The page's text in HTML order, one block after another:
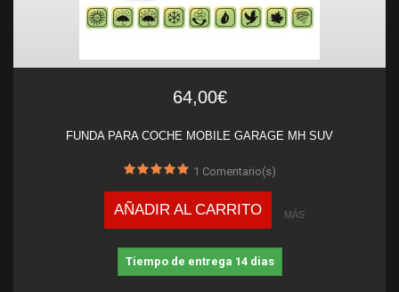
64,00€
FUNDA PARA COCHE MOBILE GARAGE MH SUV
1 Comentario(s)
AÑADIR AL CARRITO MÁS
Tiempo de entrega 14 dias